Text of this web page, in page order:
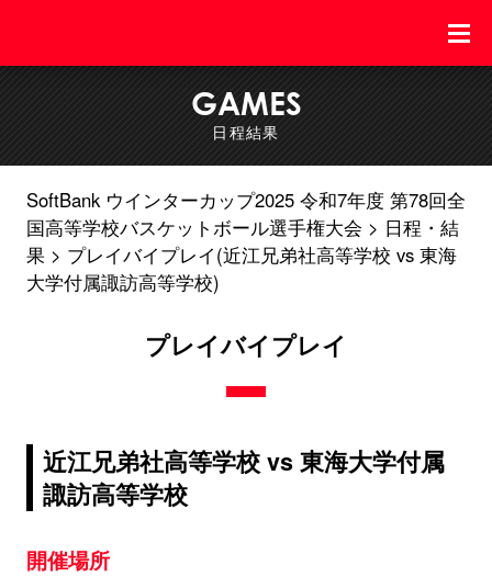
GAMES
日程結果
SoftBank ウインターカップ2025 令和7年度 第78回全
国高等学校バスケットボール選手権大会
日程・結
果
プレイバイプレイ(近江兄弟社高等学校 vs 東海
大学付属諏訪高等学校)
プレイバイプレイ
近江兄弟社高等学校 vs 東海大学付属
諏訪高等学校
開催場所